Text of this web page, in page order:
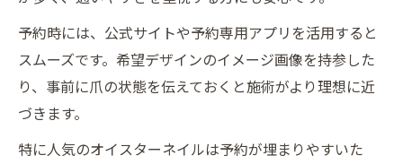
予約時には、公式サイトや予約専用アプリを活用すると
スムーズです。希望デザインのイメージ画像を持参した
り、事前に爪の状態を伝えておくと施術がより理想に近
づきます。
特に人気のオイスターネイルは予約が埋まりやすいた